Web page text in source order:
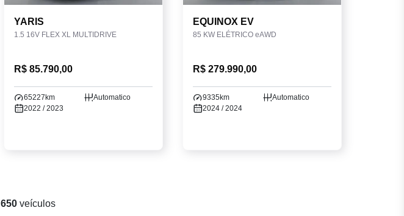
YARIS
1.5 16V FLEX XL MULTIDRIVE
R$ 85.790,00
65227km
Automatico
2022 / 2023
EQUINOX EV
85 KW ELÉTRICO eAWD
R$ 279.990,00
9335km
Automatico
2024 / 2024
650veículos